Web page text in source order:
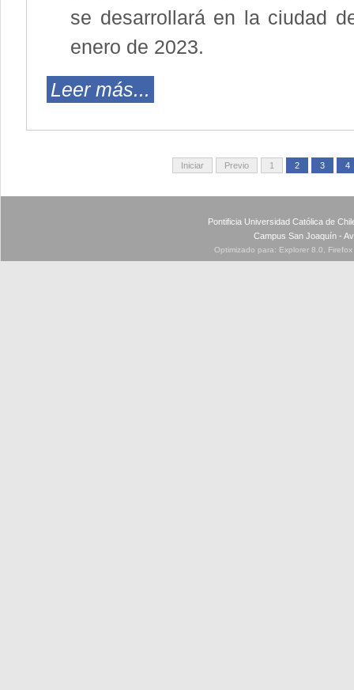
se desarrollará en la ciudad
enero de 2023.
Leer más...
Iniciar Previo 1 2 3 4
Pontificia Universidad Católica de
Campus San Joaquín -
Optimizado para: Explorer 8.0,